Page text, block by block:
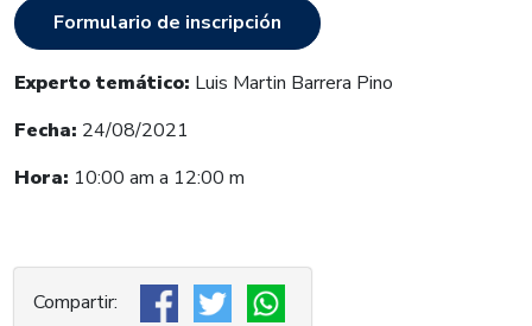
Formulario de inscripción
Experto temático: Luis Martin Barrera Pino
Fecha: 24/08/2021
Hora: 10:00 am a 12:00 m